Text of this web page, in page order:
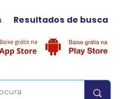
Resultados de busca